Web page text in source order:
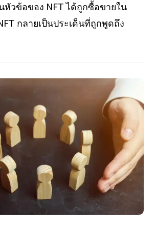
หัวข้อของ NFT ได้ถูกซื้อขายใน
กลายเป็นประเด็นที่ถูกพูดถึง